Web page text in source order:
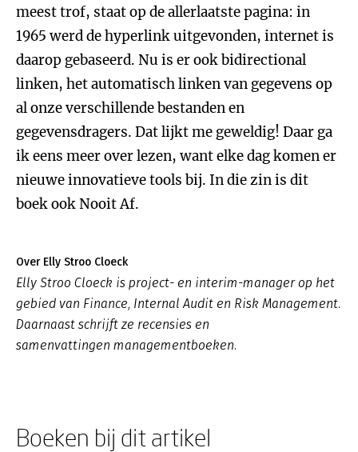
meest trof, staat op de allerlaatste pagina: in
1965 werd de hyperlink uitgevonden, internet is
daarop gebaseerd. Nu is er ook bidirectional
linken, het automatisch linken van gegevens op
al onze verschillende bestanden en
gegevensdragers. Dat lijkt me geweldig! Daar ga
ik eens meer over lezen, want elke dag komen er
nieuwe innovatieve tools bij. In die zin is dit
boek ook Nooit Af.
Over Elly Stroo Cloeck
Elly Stroo Cloeck is project- en interim-manager op het
gebied van Finance, Internal Audit en Risk Management.
Daarnaast schrijft ze recensies en
samenvattingen managementboeken.
Boeken bij dit artikel